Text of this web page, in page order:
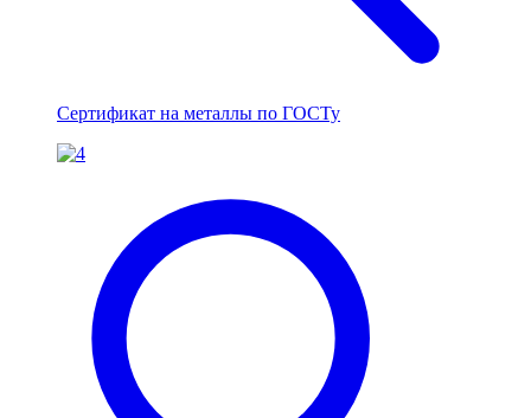
Сертификат на металлы по ГОСТу